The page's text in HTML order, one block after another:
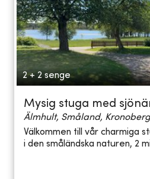
2 + 2 senge
Mysig stuga med
Älmhult, Småland,
Välkommen till vår charmiga
i den småländska naturen, 2